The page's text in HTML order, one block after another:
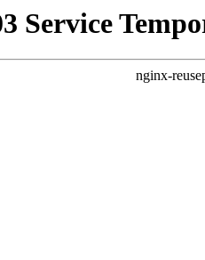
Service
nginx-